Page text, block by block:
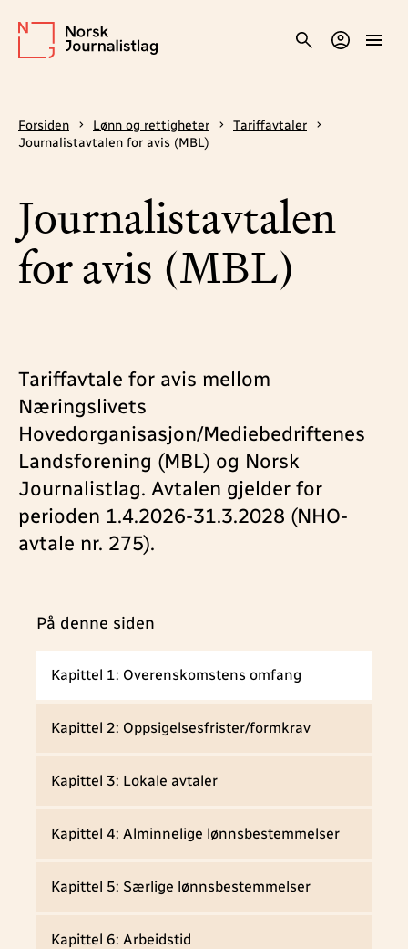
Forsiden Lønn og rettigheter
Tariffavtaler
Journalistavtalen for avis (MBL)
Journalistavtalen
for avis (MBL)
Tariffavtale for avis mellom
Næringslivets
Hovedorganisasjon/Mediebedriftenes
Landsforening (MBL) og Norsk
Journalistlag. Avtalen gjelder for
perioden 1.4.2026-31.3.2028 (NHO-
avtale nr. 275).
På denne siden
Kapittel 1: Overenskomstens omfang
Kapittel 2: Oppsigelsesfrister/formkrav
Kapittel 3: Lokale avtaler
Kapittel 4: Alminnelige lønnsbestemmelser
Kapittel 5: Særlige lønnsbestemmelser
Kapittel 6: Arbeidstid